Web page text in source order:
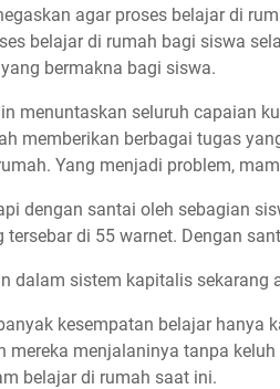
agar proses belajar di
belajar di rumah bagi siswa
bermakna bagi siswa.
menuntaskan seluruh capaian
memberikan berbagai tugas
Yang menjadi problem,
dengan santai oleh sebagian
di 55 warnet. Dengan
dalam sistem kapitalis sekarang
kesempatan belajar hanya
mereka menjalaninya tanpa
belajar di rumah saat ini.